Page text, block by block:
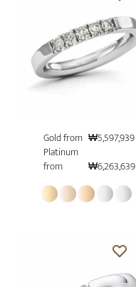
Gold from ₩5,597,939
Platinum
from
₩6,263,639